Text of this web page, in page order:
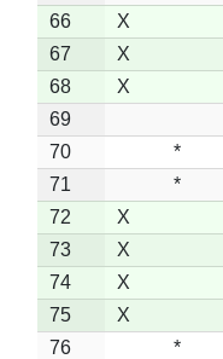
66
X
67
X
68
X
69
70
*
71
*
72
X
73
X
74
X
75
X
76
*